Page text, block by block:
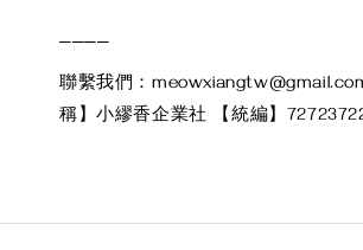
聯繫我們：
稱】小繆香企業社 【統編】